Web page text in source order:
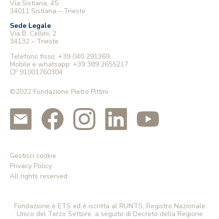
volta una sorta di indipendenza. Non ho
avuto il tempo per guardarmi intorno ed
esplorare l’isola: appena arrivati
abbiamo dovuto capire come funzionava
il trasporto pubblico, dove mangiare il
pranzo senza che i prezzi fossero eccessivi
rispetto alla qualità del cibo venduto,
cosa visitare nei pomeriggi e come
evitare le trappole per turisti. La
tutto ciò è stata stimolante per me,
perché, di solito, di queste cose si
occupano i miei genitori quando
Anche le competenze che gli studenti sentono
di aver sviluppato vanno oltre
l’apprendimento linguistico. Nelle loro
di organizzarsi e di relazionarsi con persone
Via Sistiana, 45
34011 Sistiana – Trieste
Sede Legale
Via B. Cellini, 2
34132 – Trieste
Telefono fisso: +39 040 291369
Mobile e whatsapp: +39 389 2655217
CF 91001760304
©2022 Fondazione Pietro Pittini
Gestisci cookie
Privacy Policy
All rights reserved
Fondazione è ETS ed è iscritta al RUNTS, Registro Nazionale
Unico del Terzo Settore, a seguito di Decreto della Regione